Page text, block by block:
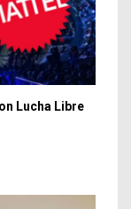
Lucha Libre